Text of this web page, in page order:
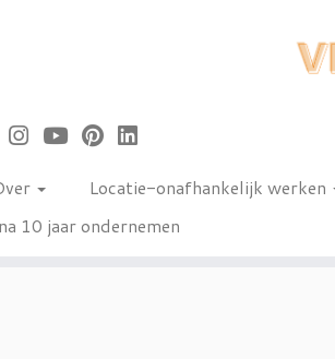
Locatie-onafhankelijk werken
10 jaar ondernemen